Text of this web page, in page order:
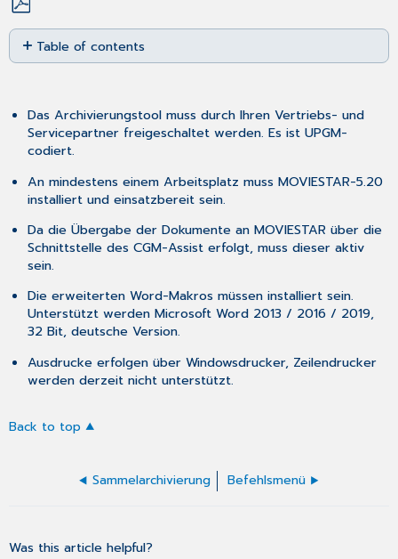
Save
as
PDF
Table of contents
No
Das Archivierungstool muss durch Ihren Vertriebs- und
Servicepartner freigeschaltet werden. Es ist UPGM-
codiert.
An mindestens einem Arbeitsplatz muss MOVIESTAR-5.20
installiert und einsatzbereit sein.
Da die Übergabe der Dokumente an MOVIESTAR über die
Schnittstelle des CGM-Assist erfolgt, muss dieser aktiv
sein.
Die erweiterten Word-Makros müssen installiert sein.
Unterstützt werden Microsoft Word 2013 / 2016 / 2019,
32 Bit, deutsche Version.
Ausdrucke erfolgen über Windowsdrucker, Zeilendrucker
werden derzeit nicht unterstützt.
Back to top
Sammelarchivierung Befehlsmenü
Was this article helpful?